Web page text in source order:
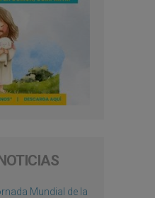
Mundial de la